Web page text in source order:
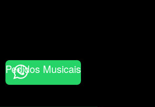
Pedidos Musicais